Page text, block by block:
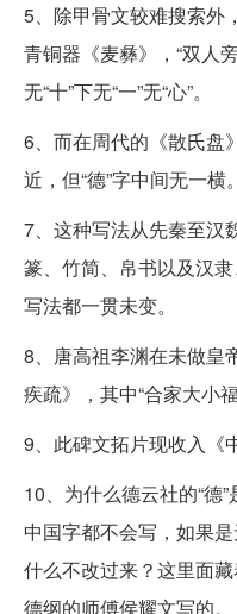
5、除甲骨文较难搜索外
青铜器《麦彝》，“双人
无“十”下无“一”无“心”。
6、而在周代的《散氏盘
近，但“德”字中间无一横。
7、这种写法从先秦至汉
篆、竹简、帛书以及汉
写法都一贯未变。
8、唐高祖李渊在未做皇
疾疏》，其中“合家大小
9、此碑文拓片现收入《
10、为什么德云社的“德
中国字都不会写，如果
什么不改过来？这里面
德纲的师傅侯耀文写的。